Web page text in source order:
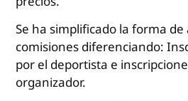
Se ha simplificado la forma de
comisiones diferenciando:
por el deportista e
organizador.